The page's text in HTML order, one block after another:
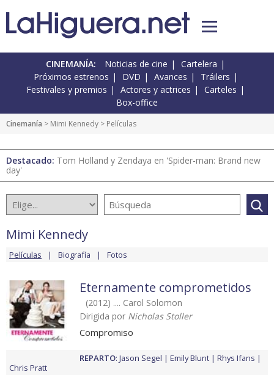
CINEMANÍA: Noticias de cine
Cartelera
Próximos estrenos
DVD Avances
Tráilers
Festivales y premios
Actores y actrices
Carteles
Box-office
Cinemanía > Mimi Kennedy > Películas
Destacado: Tom Holland y Zendaya en 'Spider-man: Brand new
day'
Mimi Kennedy
Películas Biografía Fotos
Eternamente comprometidos
(2012) .... Carol Solomon
Dirigida por Nicholas Stoller
Compromiso
REPARTO: Jason Segel Emily Blunt
Rhys Ifans
Chris Pratt